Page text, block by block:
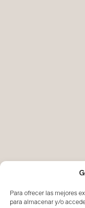
Para ofrecer las mejores
para almacenar y/o